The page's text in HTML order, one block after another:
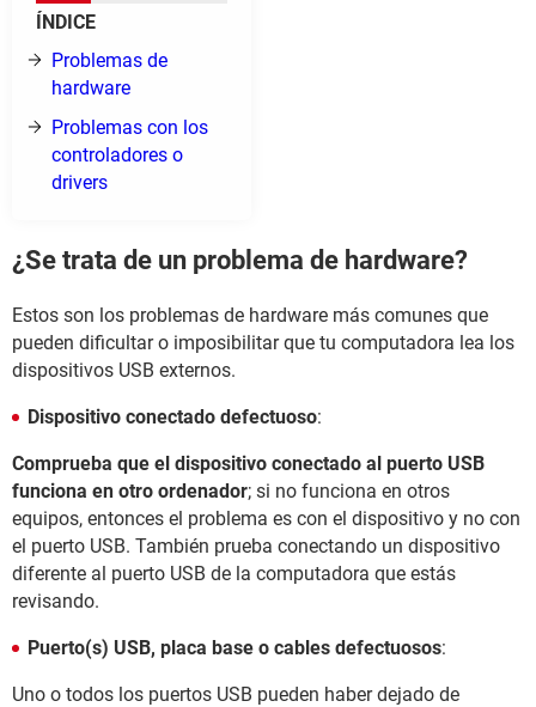
ÍNDICE
Problemas de
hardware
Problemas con los
controladores o
drivers
¿Se trata de un problema de hardware?
Estos son los problemas de hardware más comunes que
pueden dificultar o imposibilitar que tu computadora lea los
dispositivos USB externos.
Dispositivo conectado defectuoso:
Comprueba que el dispositivo conectado al puerto USB
funciona en otro ordenador; si no funciona en otros
equipos, entonces el problema es con el dispositivo y no con
el puerto USB. También prueba conectando un dispositivo
diferente al puerto USB de la computadora que estás
revisando.
Puerto(s) USB, placa base o cables defectuosos:
Uno o todos los puertos USB pueden haber dejado de